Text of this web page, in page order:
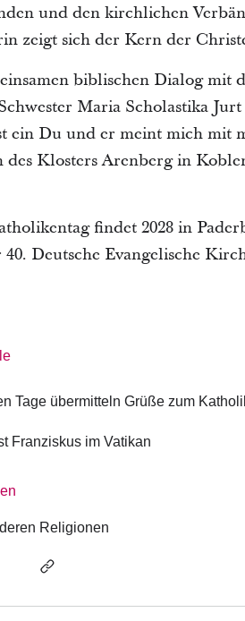
und den kirchlichen
zeigt sich der Kern der
biblischen Dialog mit
Maria Scholastika
ein Du und er meint mich mit
Klosters Arenberg in
findet 2028 in
Deutsche Evangelische
Tage übermitteln Grüße zum
Franziskus im Vatikan
Religionen